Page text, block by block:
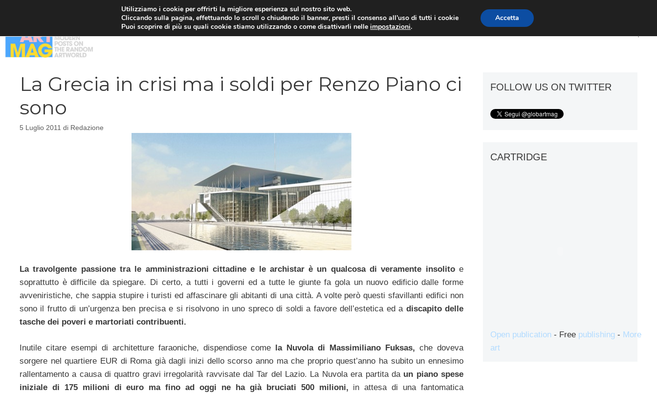
ART GOSSIP FIERE GALLERIE
La Grecia in crisi ma i soldi per Renzo Piano ci
sono
5 Luglio 2011 di Redazione
La travolgente passione tra le amministrazioni cittadine e le archistar è un qualcosa di veramente insolito e
soprattutto è difficile da spiegare. Di certo, a tutti i governi ed a tutte le giunte fa gola un nuovo edificio dalle forme
avveniristiche, che sappia stupire i turisti ed affascinare gli abitanti di una città. A volte però questi sfavillanti edifici non
sono il frutto di un’urgenza ben precisa e si risolvono in uno spreco di soldi a favore dell’estetica ed a discapito delle
tasche dei poveri e martoriati contribuenti.
Inutile citare esempi di architetture faraoniche, dispendiose come la Nuvola di Massimiliano Fuksas, che doveva
sorgere nel quartiere EUR di Roma già dagli inizi dello scorso anno ma che proprio quest’anno ha subito un ennesimo
rallentamento a causa di quattro gravi irregolarità ravvisate dal Tar del Lazio. La Nuvola era partita da un piano spese
iniziale di 175 milioni di euro ma fino ad oggi ne ha già bruciati 500 milioni, in attesa di una fantomatica
FOLLOW US ON TWITTER
CARTRIDGE
Open publication - Free publishing - More
art
Utilizziamo i cookie per offrirti la migliore esperienza sul nostro sito web.
Cliccando sulla pagina, effettuando lo scroll o chiudendo il banner, presti il consenso all’uso di tutti i cookie
Puoi scoprire di più su quali cookie stiamo utilizzando o come disattivarli nelleimpostazioni.
Accetta